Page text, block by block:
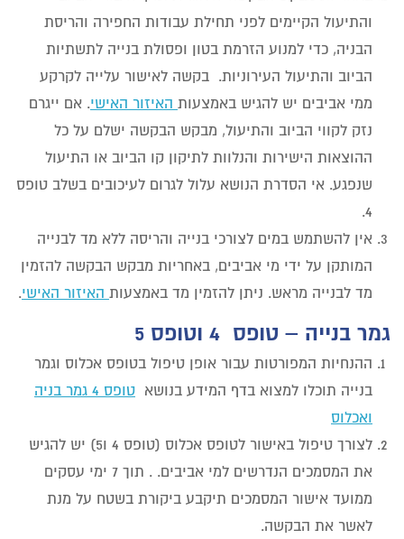
והתיעול הקיימים לפני תחילת עבודות החפירה והריסת
הבניה, כדי למנוע הזרמת בטון ופסולת בנייה לתשתיות
הביוב והתיעול העירוניות. בקשה לאישור עלייה לקרקע
ממי אביבים יש להגיש באמצעות האיזור האישי. אם ייגרם
נזק לקווי הביוב והתיעול, מבקש הבקשה ישלם על כל
ההוצאות הישירות והנלוות לתיקון קו הביוב או התיעול
שנפגע. אי הסדרת הנושא עלול לגרום לעיכובים בשלב טופס
4.
אין להשתמש במים לצורכי בנייה והריסה ללא מד לבנייה
המותקן על ידי מי אביבים, באחריות מבקש הבקשה להזמין
מד לבנייה מראש. ניתן להזמין מד באמצעות האיזור האישי.
גמר בנייה – טופס 4 וטופס 5
ההנחיות המפורטות עבור אופן טיפול בטופס אכלוס וגמר
בנייה תוכלו למצוא בדף המידע בנושא
טופס 4 גמר בניה
ואכלוס
לצורך טיפול באישור לטופס אכלוס (טופס 4 ו5) יש להגיש
את המסמכים הנדרשים למי אביבים. . תוך 7 ימי עסקים
ממועד אישור המסמכים תיקבע ביקורת בשטח על מנת
לאשר את הבקשה.